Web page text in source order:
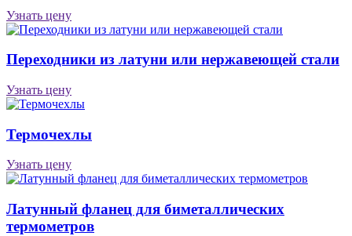
Узнать цену
Переходники из латуни или нержавеющей стали
Узнать цену
Термочехлы
Узнать цену
Латунный фланец для биметаллических
термометров